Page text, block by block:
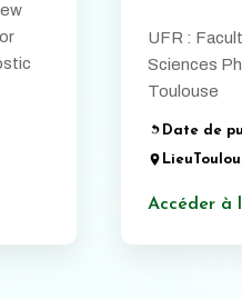
UFR :
Sciences
Toulouse
Date de
Lieu
Accéder à